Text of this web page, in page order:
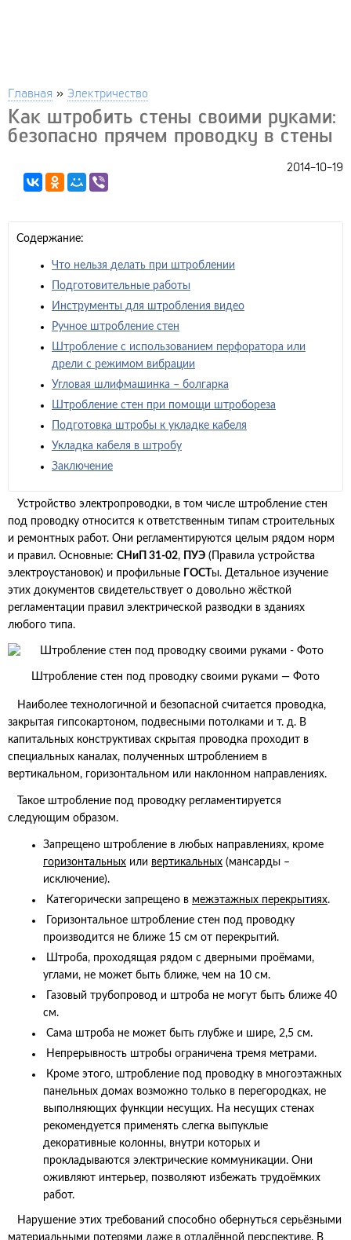
Главная » Электричество
Как штробить стены своими руками:
безопасно прячем проводку в стены
2014-10-19
Содержание:
Что нельзя делать при штроблении
Подготовительные работы
Инструменты для штробления видео
Ручное штробление стен
Штробление с использованием перфоратора или
дрели с режимом вибрации
Угловая шлифмашинка – болгарка
Штробление стен при помощи штробореза
Подготовка штробы к укладке кабеля
Укладка кабеля в штробу
Заключение
Устройство электропроводки, в том числе штробление стен
под проводку относится к ответственным типам строительных
и ремонтных работ. Они регламентируются целым рядом норм
и правил. Основные: СНиП 31-02, ПУЭ (Правила устройства
электроустановок) и профильные
ГОСТ ы. Детальное изучение
этих документов свидетельствует о довольно жёсткой
регламентации правил электрической разводки в зданиях
любого типа.
Штробление стен под проводку своими руками — Фото
Наиболее технологичной и безопасной считается проводка,
закрытая гипсокартоном, подвесными потолками и т. д. В
капитальных конструктивах скрытая проводка проходит в
специальных каналах, полученных штроблением в
вертикальном, горизонтальном или наклонном направлениях.
Такое штробление под проводку регламентируется
следующим образом.
Запрещено штробление в любых направлениях, кроме
горизонтальных или вертикальных (мансарды –
исключение).
Категорически запрещено в межэтажных перекрытиях.
Горизонтальное штробление стен под проводку
производится не ближе 15 см от перекрытий.
Штроба, проходящая рядом с дверными проёмами,
углами, не может быть ближе, чем на 10 см.
Газовый трубопровод и штроба не могут быть ближе 40
см.
Сама штроба не может быть глубже и шире, 2,5 см.
Непрерывность штробы ограничена тремя метрами.
Кроме этого, штробление под проводку в многоэтажных
панельных домах возможно только в перегородках, не
выполняющих функции несущих. На несущих стенах
рекомендуется применять слегка выпуклые
декоративные колонны, внутри которых и
прокладываются электрические коммуникации. Они
оживляют интерьер, позволяют избежать трудоёмких
работ.
Нарушение этих требований способно обернуться серьёзными
материальными потерями даже в отдалённой перспективе. В